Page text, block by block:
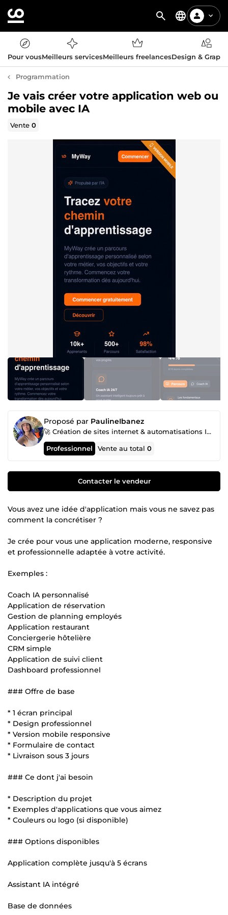
Pour vousMeilleurs servicesMeilleurs freelancesDesign &
Programmation
Je vais créer votre application web ou
mobile avec IA
Vente0
Proposé par PaulineIbanez
🚀 Création de sites internet & automatisations IA pour l'hôtellerie et le tourisme
Professionnel Vente au total0
Contacter le vendeur
Vous avez une idée d'application mais vous ne savez pas
comment la concrétiser ?
Je crée pour vous une application moderne, responsive
et professionnelle adaptée à votre activité.
Exemples :
Coach IA personnalisé
Application de réservation
Gestion de planning employés
Application restaurant
Conciergerie hôtelière
CRM simple
Application de suivi client
Dashboard professionnel
### Offre de base
* 1 écran principal
* Design professionnel
* Version mobile responsive
* Formulaire de contact
* Livraison sous 3 jours
### Ce dont j'ai besoin
* Description du projet
* Exemples d'applications que vous aimez
* Couleurs ou logo (si disponible)
### Options disponibles
Application complète jusqu'à 5 écrans
Assistant IA intégré
Base de données